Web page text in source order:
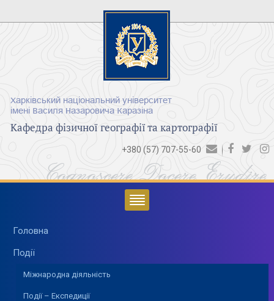
Харківський національний університет
імені Василя Назаровича Каразіна
Кафедра фізичної географії та картографії
+380 (57) 707-55-60
Cognoscere Docere Erudire
Головна
Події
Міжнародна діяльність
Події – Експедиції